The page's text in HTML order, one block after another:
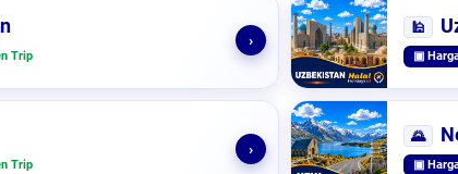
Trip
›
🕌
▣
Trip
›
🌄
▣